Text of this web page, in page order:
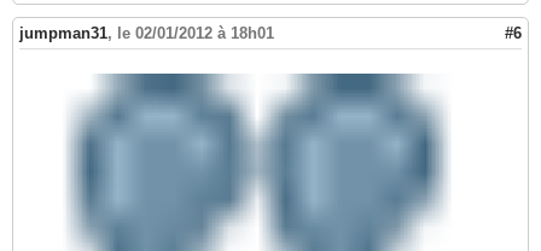
jumpman31, le 02/01/2012 à 18h01 #6